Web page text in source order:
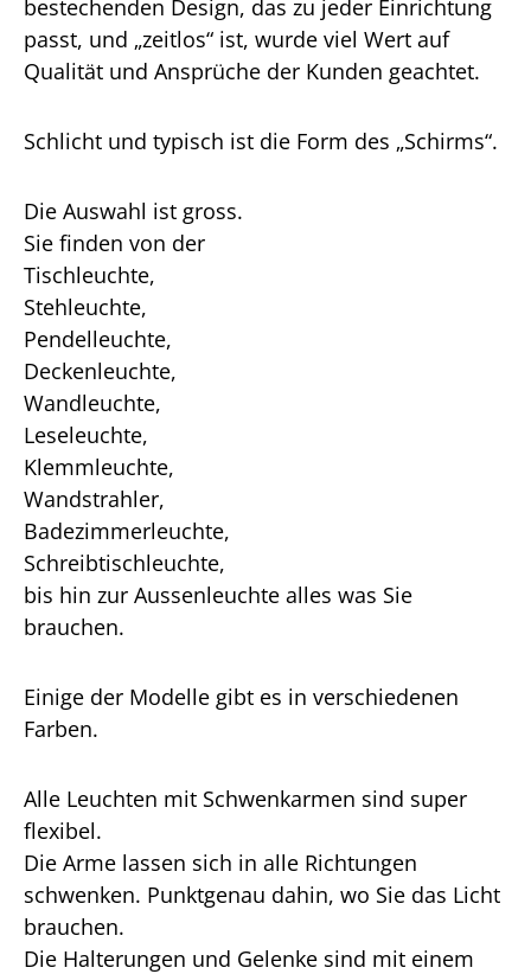
bestechenden Design, das zu jeder Einrichtung
passt, und „zeitlos“ ist, wurde viel Wert auf
Qualität und Ansprüche der Kunden geachtet.
Schlicht und typisch ist die Form des „Schirms“.
Die Auswahl ist gross.
Sie finden von der
Tischleuchte,
Stehleuchte,
Pendelleuchte,
Deckenleuchte,
Wandleuchte,
Leseleuchte,
Klemmleuchte,
Wandstrahler,
Badezimmerleuchte,
Schreibtischleuchte,
bis hin zur Aussenleuchte alles was Sie
brauchen.
Einige der Modelle gibt es in verschiedenen
Farben.
Alle Leuchten mit Schwenkarmen sind super
flexibel.
Die Arme lassen sich in alle Richtungen
schwenken. Punktgenau dahin, wo Sie das Licht
brauchen.
Die Halterungen und Gelenke sind mit einem